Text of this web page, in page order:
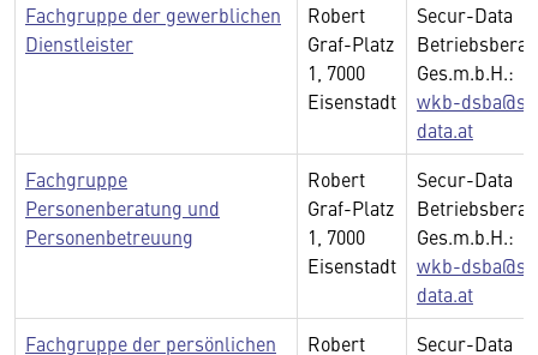
Fachgruppe der gewerblichen
Dienstleister
Robert
Graf-Platz
1, 7000
Eisenstadt
Secur-Data
Ges.m.b.H.:
wkb-
data.at
Fachgruppe
Personenberatung und
Personenbetreuung
Robert
Graf-Platz
1, 7000
Eisenstadt
Secur-Data
Ges.m.b.H.:
wkb-
data.at
Fachgruppe der persönlichen
Robert
Secur-Data